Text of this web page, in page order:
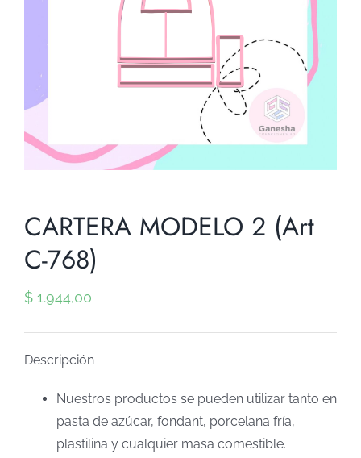
CARTERA MODELO 2 (Art
C-768)
$ 1.944,00
Descripción
Nuestros productos se pueden utilizar tanto en
pasta de azúcar, fondant, porcelana fría,
plastilina y cualquier masa comestible.